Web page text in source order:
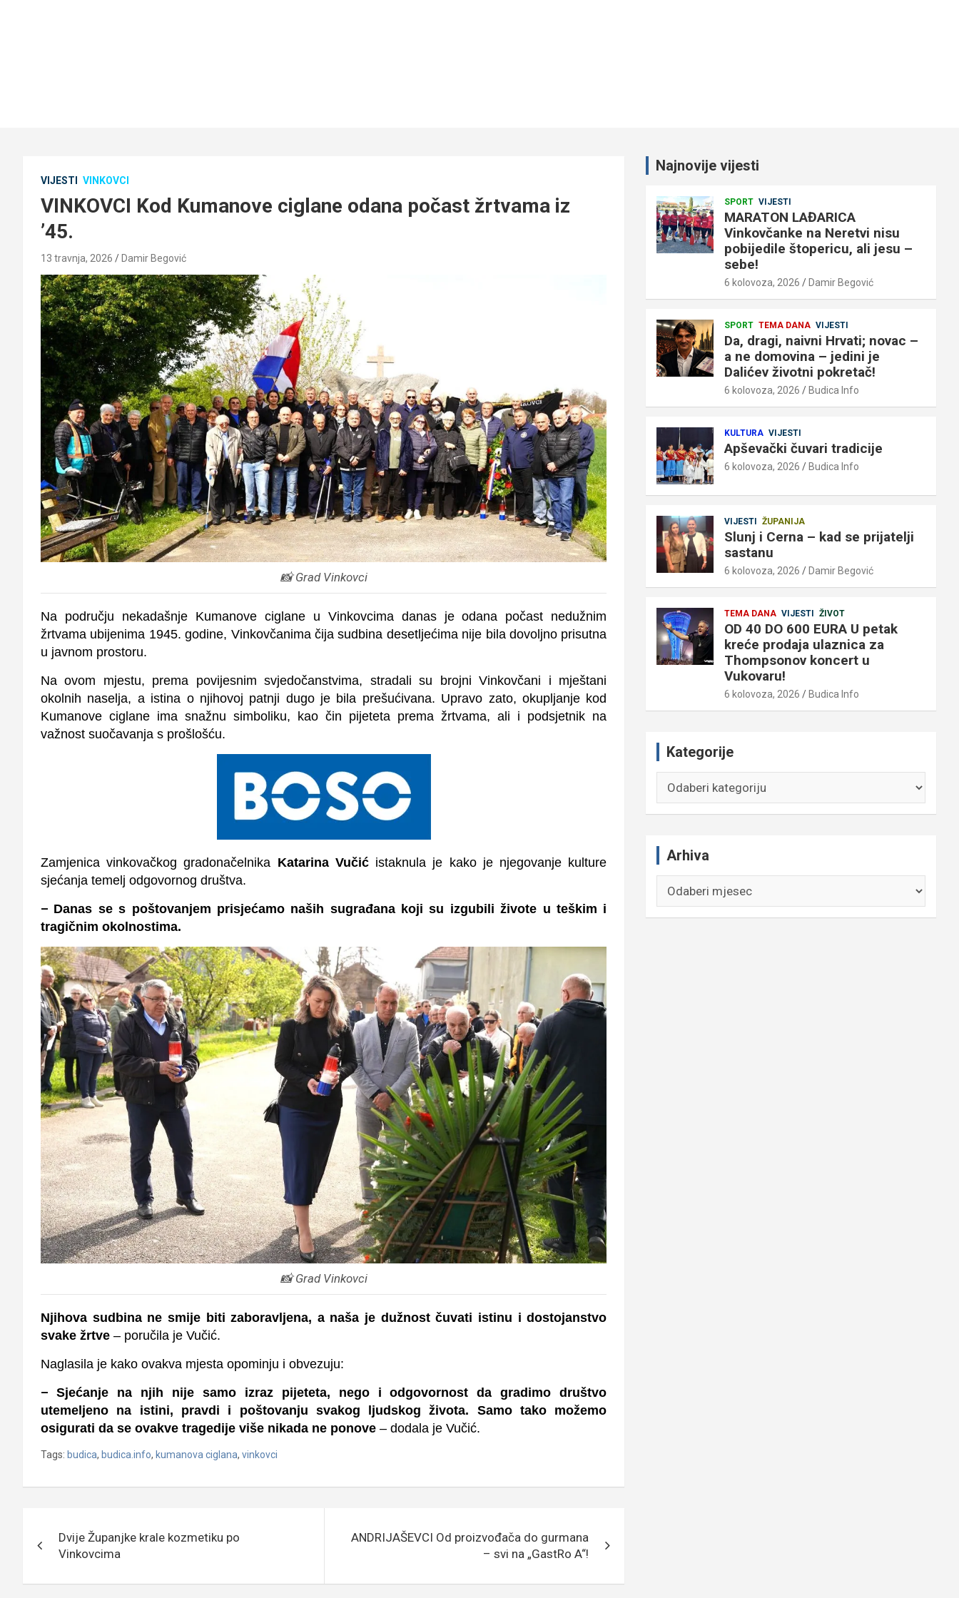
VIJESTI VINKOVCI
VINKOVCI Kod Kumanove ciglane odana počast žrtvama iz
’45.
13 travnja, 2026 Damir Begović
📸 Grad Vinkovci
Na području nekadašnje Kumanove ciglane u Vinkovcima danas je odana počast nedužnim
žrtvama ubijenima 1945. godine, Vinkovčanima čija sudbina desetljećima nije bila dovoljno prisutna
u javnom prostoru.
Na ovom mjestu, prema povijesnim svjedočanstvima, stradali su brojni Vinkovčani i mještani
okolnih naselja, a istina o njihovoj patnji dugo je bila prešućivana. Upravo zato, okupljanje kod
Kumanove ciglane ima snažnu simboliku, kao čin pijeteta prema žrtvama, ali i podsjetnik na
važnost suočavanja s prošlošću.
Zamjenica vinkovačkog gradonačelnika Katarina Vučićistaknula je kako je njegovanje kulture
sjećanja temelj odgovornog društva.
– Danas se s poštovanjem prisjećamo naših sugrađana koji su izgubili živote u teškim i
tragičnim okolnostima.
📸 Grad Vinkovci
Njihova sudbina ne smije biti zaboravljena, a naša je dužnost čuvati istinu i dostojanstvo
svake žrtve – poručila je Vučić.
Naglasila je kako ovakva mjesta opominju i obvezuju:
– Sjećanje na njih nije samo izraz pijeteta, nego i odgovornost da gradimo društvo
utemeljeno na istini, pravdi i poštovanju svakog ljudskog života. Samo tako možemo
osigurati da se ovakve tragedije više nikada ne ponove – dodala je Vučić.
Tags: budica, budica.info, kumanova ciglana, vinkovci
objava
Dvije Županjke krale kozmetiku po
Vinkovcima
ANDRIJAŠEVCI Od proizvođača do gurmana
– svi na „GastRo A“!
Najnovije vijesti
SPORT VIJESTI
MARATON LAĐARICA
Vinkovčanke na Neretvi nisu
pobijedile štopericu, ali jesu –
sebe!
6 kolovoza, 2026 Damir Begović
SPORT TEMA DANA VIJESTI
Da, dragi, naivni Hrvati; novac –
a ne domovina – jedini je
Dalićev životni pokretač!
6 kolovoza, 2026 Budica Info
KULTURA VIJESTI
Apševački čuvari tradicije
6 kolovoza, 2026 Budica Info
VIJESTI ŽUPANIJA
Slunj i Cerna – kad se prijatelji
sastanu
6 kolovoza, 2026 Damir Begović
TEMA DANA VIJESTI ŽIVOT
OD 40 DO 600 EURA U petak
kreće prodaja ulaznica za
Thompsonov koncert u
Vukovaru!
6 kolovoza, 2026 Budica Info
Kategorije
Arhiva